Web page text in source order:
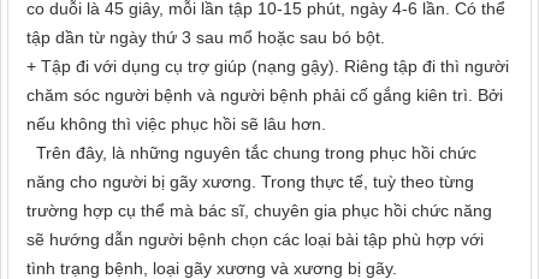
co duỗi là 45 giây, mỗi lần tập 10-15 phút, ngày 4-6 lần. Có thể
tập dần từ ngày thứ 3 sau mổ hoặc sau bó bột.
+ Tập đi với dụng cụ trợ giúp (nạng gậy). Riêng tập đi thì người
chăm sóc người bệnh và người bệnh phải cố gắng kiên trì. Bởi
nếu không thì việc phục hồi sẽ lâu hơn.
Trên đây, là những nguyên tắc chung trong phục hồi chức
năng cho người bị gãy xương. Trong thực tế, tuỳ theo từng
trường hợp cụ thể mà bác sĩ, chuyên gia phục hồi chức năng
sẽ hướng dẫn người bệnh chọn các loại bài tập phù hợp với
tình trạng bệnh, loại gãy xương và xương bị gãy.